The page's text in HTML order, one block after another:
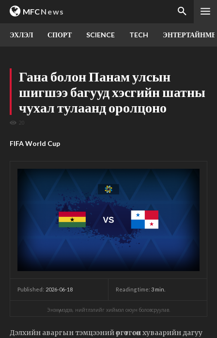
MFCNews
ЭХЛЭЛ СПОРТ SCIENCE TECH
Гана болон Панам улсын
шигшээ багууд хэсгийн шатны
чухал тулаанд оролцоно
20
FIFA World Cup
Published: 2026-06-18 Reading time: 3 min.
Энэхүү мэдээ, нийтлэлийг хиймэл оюун боловсруулав.
Дэлхийн аваргын тэмцээний өргөтгөсөн хуваарийн дагуу